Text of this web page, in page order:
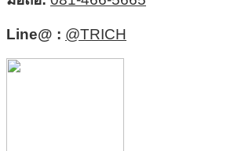
Line@ : @TRICH